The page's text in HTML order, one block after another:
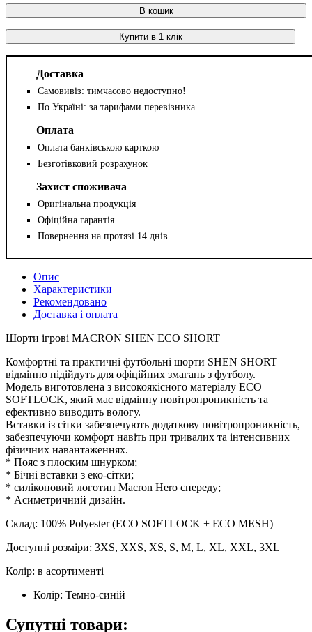
В кошик
Купити в 1 клік
Доставка
Самовивіз: тимчасово недоступно!
По Україні: за тарифами перевізника
Оплата
Оплата банківською карткою
Безготівковий розрахунок
Захист споживача
Оригінальна продукція
Офіційна гарантія
Повернення на протязі 14 днів
Опис
Характеристики
Рекомендовано
Доставка і оплата
Шорти ігрові MACRON SHEN ECO SHORT
Комфортні та практичні футбольні шорти SHEN SHORT
відмінно підійдуть для офіційних змагань з футболу.
Модель виготовлена з високоякісного матеріалу ECO
SOFTLOCK, який має відмінну повітропроникність та
ефективно виводить вологу.
Вставки із сітки забезпечують додаткову повітропроникність,
забезпечуючи комфорт навіть при тривалих та інтенсивних
фізичних навантаженнях.
* Пояс з плоским шнурком;
* Бічні вставки з еко-сітки;
* силіконовий логотип Macron Hero спереду;
* Асиметричний дизайн.
Склад: 100% Polyester (ECO SOFTLOCK + ECO MESH)
Доступні розміри: 3XS, XXS, XS, S, M, L, XL, XXL, 3XL
Колір: в асортименті
Колір: Темно-синій
Супутні товари: